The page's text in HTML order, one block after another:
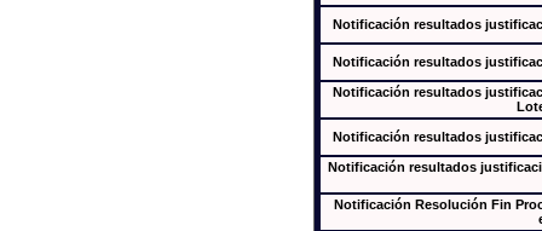
Notificación resultados
Notificación resultados
Notificación resultados
Notificación resultados
Notificación resultados
Notificación Resolución Fin